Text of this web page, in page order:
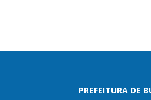
PREFEITURA DE